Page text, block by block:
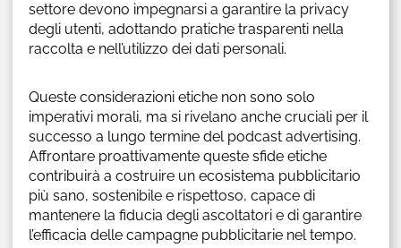
settore devono impegnarsi a garantire la privacy
degli utenti, adottando pratiche trasparenti nella
raccolta e nell’utilizzo dei dati personali.
Queste considerazioni etiche non sono solo
imperativi morali, ma si rivelano anche cruciali per il
successo a lungo termine del podcast advertising.
Affrontare proattivamente queste sfide etiche
contribuirà a costruire un ecosistema pubblicitario
più sano, sostenibile e rispettoso, capace di
mantenere la fiducia degli ascoltatori e di garantire
l’efficacia delle campagne pubblicitarie nel tempo.